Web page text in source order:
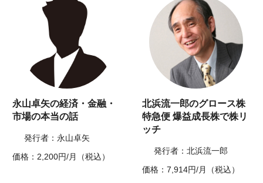
永山卓矢の経済・金融・
市場の本当の話
発行者：永山卓矢
価格：2,200円/月（税込）
北浜流一郎のグロース株
特急便 爆益成長株で株リ
ッチ
発行者：北浜流一郎
価格：7,914円/月（税込）